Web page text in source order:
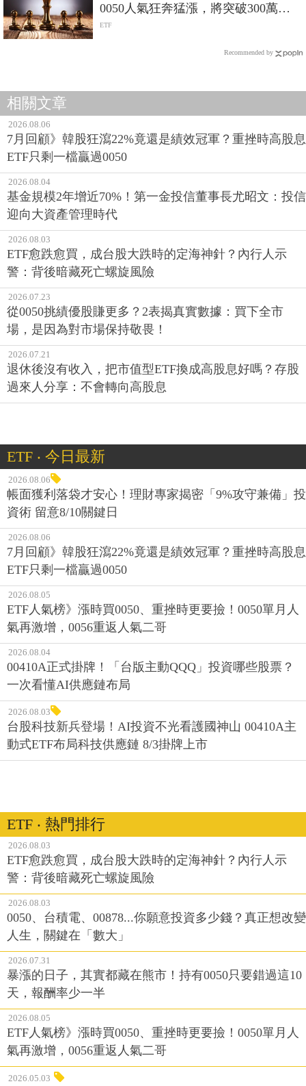
0050人氣狂奔猛漲，將突破300萬人
大關？
ETF
Recommended by
相關文章
2026.08.06
7月回顧》韓股狂瀉22%竟還是績效冠軍？重挫時高股息
ETF只剩一檔贏過0050
2026.08.04
基金規模2年增近70%！第一金投信董事長尤昭文：投信
迎向大資產管理時代
2026.08.03
ETF愈跌愈買，成台股大跌時的定海神針？內行人示
警：背後暗藏死亡螺旋風險
2026.07.23
從0050挑績優股賺更多？2表揭真實數據：買下全市
場，是因為對市場保持敬畏！
2026.07.21
退休後沒有收入，把市值型ETF換成高股息好嗎？存股
過來人分享：不會轉向高股息
ETF ‧ 今日最新
2026.08.06
帳面獲利落袋才安心！理財專家揭密「9%攻守兼備」投
資術 留意8/10關鍵日
2026.08.06
7月回顧》韓股狂瀉22%竟還是績效冠軍？重挫時高股息
ETF只剩一檔贏過0050
2026.08.05
ETF人氣榜》漲時買0050、重挫時更要撿！0050單月人
氣再激增，0056重返人氣二哥
2026.08.04
00410A正式掛牌！「台版主動QQQ」投資哪些股票？
一次看懂AI供應鏈布局
2026.08.03
台股科技新兵登場！AI投資不光看護國神山 00410A主
動式ETF布局科技供應鏈 8/3掛牌上市
ETF ‧ 熱門排行
2026.08.03
ETF愈跌愈買，成台股大跌時的定海神針？內行人示
警：背後暗藏死亡螺旋風險
2026.08.03
0050、台積電、00878...你願意投資多少錢？真正想改變
人生，關鍵在「數大」
2026.07.31
暴漲的日子，其實都藏在熊市！持有0050只要錯過這10
天，報酬率少一半
2026.08.05
ETF人氣榜》漲時買0050、重挫時更要撿！0050單月人
氣再激增，0056重返人氣二哥
2026.05.03